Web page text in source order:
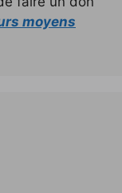
moyens